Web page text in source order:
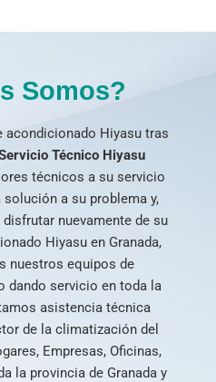
Somos?
acondicionado Hiyasu tras
Técnico Hiyasu
técnicos a su servicio
a su problema y,
nuevamente de su
Hiyasu en Granada,
nuestros equipos de
dando servicio en toda la
asistencia técnica
de la climatización del
Empresas, Oficinas,
la provincia de Granada y